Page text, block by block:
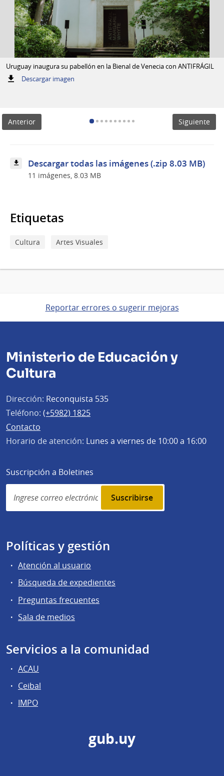
Uruguay inaugura su pabellón en la Bienal de Venecia con ANTIFRÁGIL
Descargar imagen:
Venecia
con
ANTIFRÁGIL
Anterior Siguiente
Descargar todas las imágenes (.zip 8.03 MB)
11 imágenes, 8.03 MB
Etiquetas
Cultura Artes Visuales
Reportar errores o sugerir mejoras
Ministerio de Educación y
Cultura
Dirección: Reconquista 535
Teléfono: (+5982) 1825
Contacto
Horario de atención: Lunes a viernes de 10:00 a 16:00
Suscripción a Boletines
Simplenews
subscription
Políticas y gestión
Atención al usuario
Búsqueda de expedientes
Preguntas frecuentes
Sala de medios
Servicios a la comunidad
ACAU
Ceibal
IMPO
gub.uy